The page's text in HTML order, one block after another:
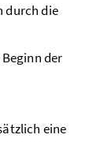
durch die
der
eine